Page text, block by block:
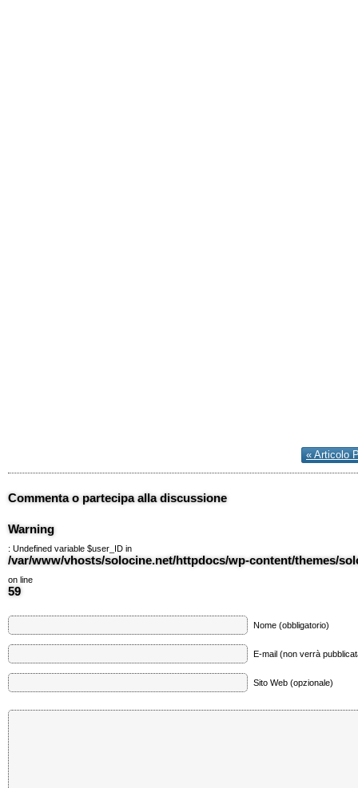
« Articolo
Commenta o partecipa alla discussione
Warning
: Undefined variable $user_ID in
/var/www/vhosts/solocine.net/httpdocs/wp-content/themes/
on line
59
Nome (obbligatorio)
E-mail (non verrà
Sito Web (opzionale)